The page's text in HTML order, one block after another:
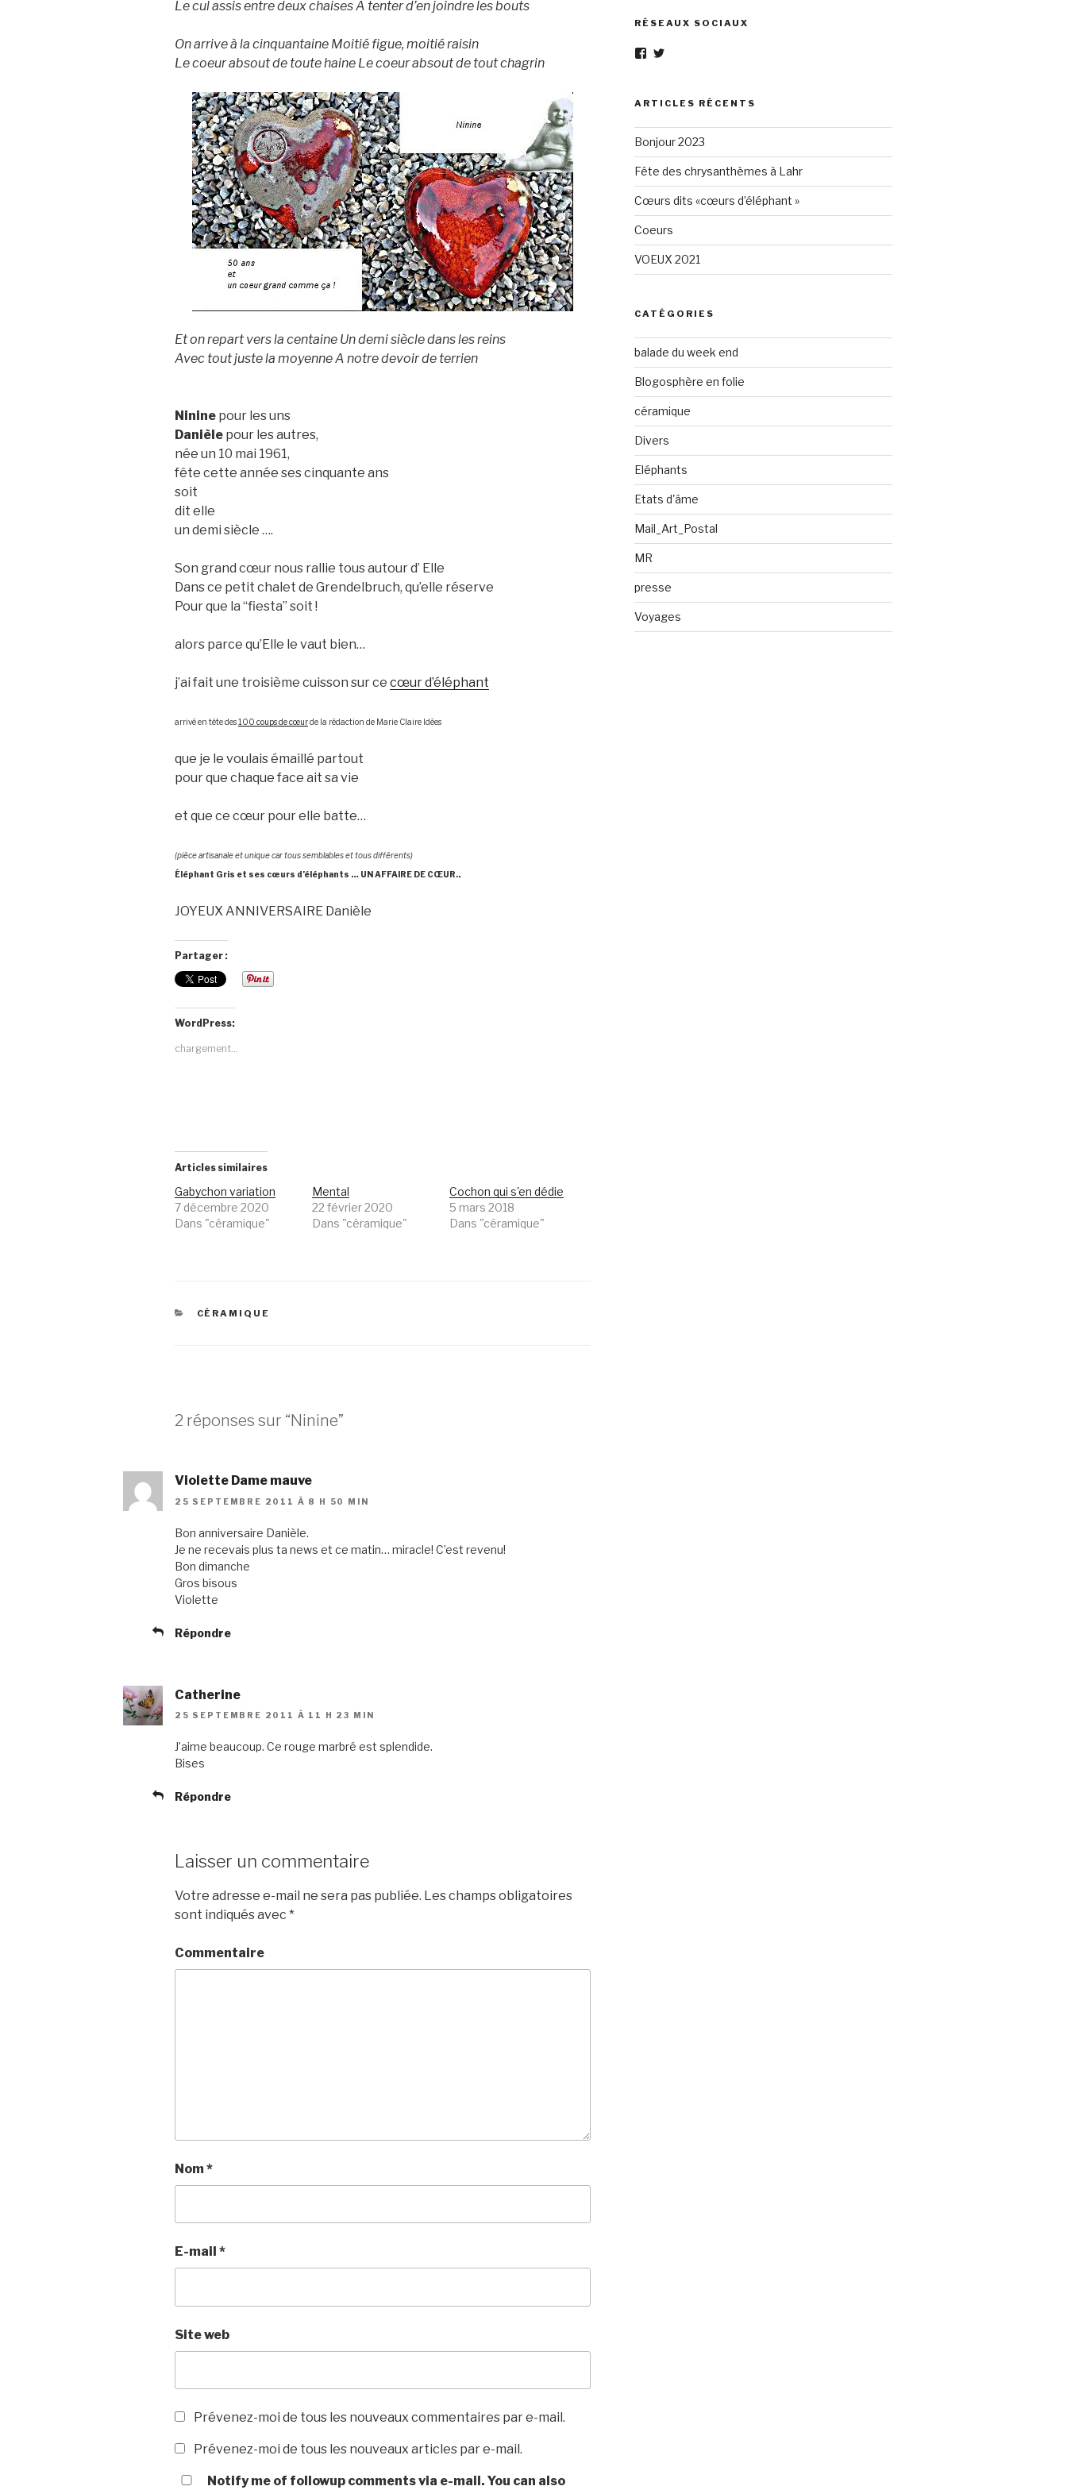
Le cul assis entre deux chaises A tenter d’en joindre les bouts
On arrive à la cinquantaine Moitié figue, moitié raisin
Le coeur absout de toute haine Le coeur absout de tout chagrin
Et on repart vers la centaine Un demi siècle dans les reins
Avec tout juste la moyenne A notre devoir de terrien
Ninine pour les uns
Danièle pour les autres,
née un 10 mai 1961,
fête cette année ses cinquante ans
soit
dit elle
un demi siècle ….
Son grand cœur nous rallie tous autour d’ Elle
Dans ce petit chalet de Grendelbruch, qu’elle réserve
Pour que la “fiesta” soit !
alors parce qu’Elle le vaut bien…
j’ai fait une troisième cuisson sur ce cœur d’éléphant
arrivé en tête des100 coups de cœurde la rédaction de Marie Claire Idées
que je le voulais émaillé partout
pour que chaque face ait sa vie
et que ce cœur pour elle batte…
(pièce artisanale et unique car tous semblables et tous différents)
Éléphant Gris et ses cœurs d’éléphants … UN AFFAIRE DE CŒUR..
JOYEUX ANNIVERSAIRE Danièle
Partager :
WordPress:
chargement…
Articles similaires
Gabychon variation
7 décembre 2020
Dans "céramique"
Mental
22 février 2020
Dans "céramique"
Cochon qui s'en dédie
5 mars 2018
Dans "céramique"
CATÉGORIES
CÉRAMIQUE
2 réponses sur “Ninine”
Violette Dame mauve
25 SEPTEMBRE 2011 À 8 H 50 MIN
Bon anniversaire Danièle.
Je ne recevais plus ta news et ce matin… miracle! C’est revenu!
Bon dimanche
Gros bisous
Violette
Répondre
Catherine
25 SEPTEMBRE 2011 À 11 H 23 MIN
J’aime beaucoup. Ce rouge marbré est splendide.
Bises
Répondre
Laisser un commentaire
Votre adresse e-mail ne sera pas publiée. Les champs obligatoires
sont indiqués avec *
Commentaire
Nom*
E-mail *
Site web
Prévenez-moi de tous les nouveaux commentaires par e-mail.
Prévenez-moi de tous les nouveaux articles par e-mail.
Notify me of followup comments via e-mail. You can also
RÉSEAUX SOCIAUX
Voir
Eléphant-
160596147294205
sur
Facebook
Voir
elephantgris
Twitter
ARTICLES RÉCENTS
Bonjour 2023
Fête des chrysanthèmes à Lahr
Cœurs dits «cœurs d’éléphant »
Coeurs
VOEUX 2021
CATÉGORIES
balade du week end
Blogosphère en folie
céramique
Divers
Eléphants
Etats d'âme
Mail_Art_Postal
MR
presse
Voyages